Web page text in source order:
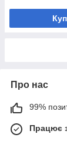
Про нас
99%
Працює